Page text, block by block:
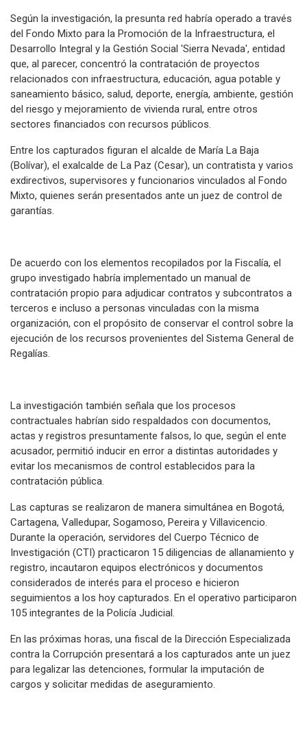
Según la investigación, la presunta red habría operado a través
del Fondo Mixto para la Promoción de la Infraestructura, el
Desarrollo Integral y la Gestión Social 'Sierra Nevada', entidad
que, al parecer, concentró la contratación de proyectos
relacionados con infraestructura, educación, agua potable y
saneamiento básico, salud, deporte, energía, ambiente, gestión
del riesgo y mejoramiento de vivienda rural, entre otros
sectores financiados con recursos públicos.
Entre los capturados figuran el alcalde de María La Baja
(Bolívar), el exalcalde de La Paz (Cesar), un contratista y varios
exdirectivos, supervisores y funcionarios vinculados al Fondo
Mixto, quienes serán presentados ante un juez de control de
garantías.
De acuerdo con los elementos recopilados por la Fiscalía, el
grupo investigado habría implementado un manual de
contratación propio para adjudicar contratos y subcontratos a
terceros e incluso a personas vinculadas con la misma
organización, con el propósito de conservar el control sobre la
ejecución de los recursos provenientes del Sistema General de
Regalías.
La investigación también señala que los procesos
contractuales habrían sido respaldados con documentos,
actas y registros presuntamente falsos, lo que, según el ente
acusador, permitió inducir en error a distintas autoridades y
evitar los mecanismos de control establecidos para la
contratación pública.
Las capturas se realizaron de manera simultánea en Bogotá,
Cartagena, Valledupar, Sogamoso, Pereira y Villavicencio.
Durante la operación, servidores del Cuerpo Técnico de
Investigación (CTI) practicaron 15 diligencias de allanamiento y
registro, incautaron equipos electrónicos y documentos
considerados de interés para el proceso e hicieron
seguimientos a los hoy capturados. En el operativo participaron
105 integrantes de la Policía Judicial.
En las próximas horas, una fiscal de la Dirección Especializada
contra la Corrupción presentará a los capturados ante un juez
para legalizar las detenciones, formular la imputación de
cargos y solicitar medidas de aseguramiento.